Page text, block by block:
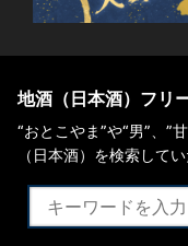
地酒（日本酒）フリ
“おとこやま”や“男”、”
（日本酒）を検索してい